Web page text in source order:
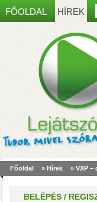
FŐOLDAL HÍREK
Főoldal » Hírek » VXP –
BELÉPÉS /